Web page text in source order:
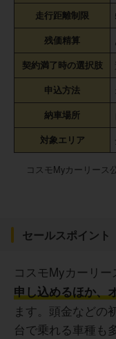
走行距離制限
残価精算
契約満了時の選択肢
申込方法
納車場所
対象エリア
コスモMyカーリース
セールスポイント
コスモMyカーリー
申し込めるほか、
ます。頭金などの
台で乗れる車種も